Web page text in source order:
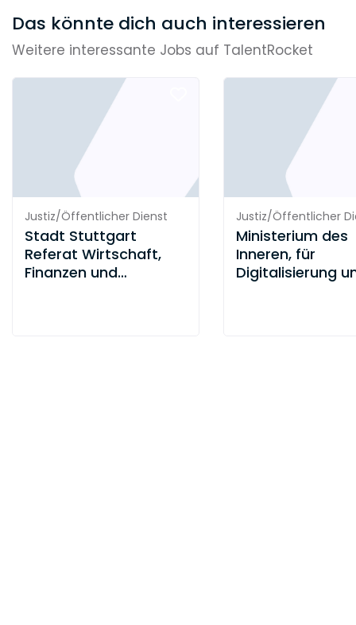
Das könnte dich auch interessieren
Weitere interessante Jobs auf TalentRocket
Justiz/Öffentlicher Dienst
Stadt Stuttgart
Referat Wirtschaft,
Finanzen und
Justiz/Öffentlicher
Ministerium des
Inneren, für
Digitalisierung